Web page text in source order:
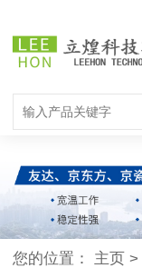
您的位置： 主页 >